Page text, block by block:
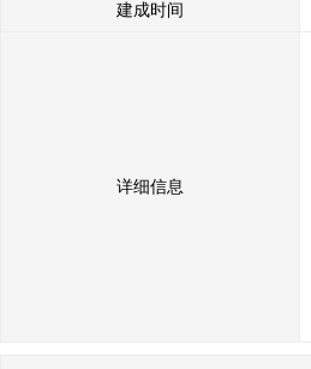
建成时间
详细信息